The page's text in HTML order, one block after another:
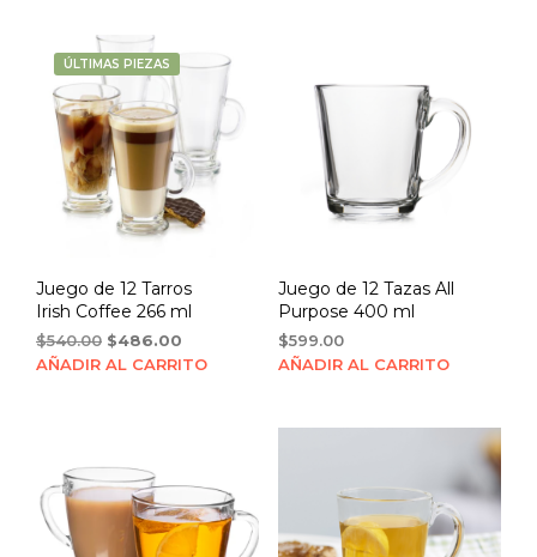
ÚLTIMAS PIEZAS
Juego de 12 Tarros
Irish Coffee 266 ml
$540.00 Original
price
$486.00
price
AÑADIR AL CARRITO
Juego de 12 Tazas All
Purpose 400 ml
$599.00
AÑADIR AL CARRITO